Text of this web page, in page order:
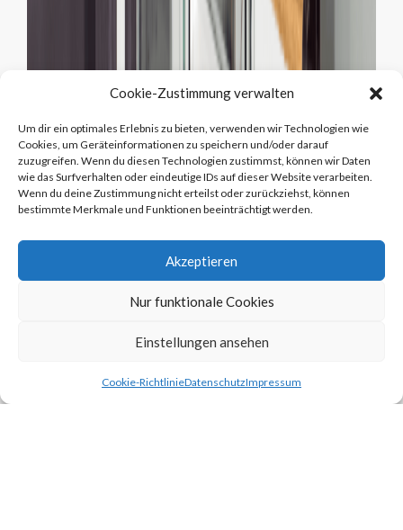
Cookie-Zustimmung verwalten
Um dir ein optimales Erlebnis zu bieten, verwenden wir Technologien wie
Cookies, um Geräteinformationen zu speichern und/oder darauf
zuzugreifen. Wenn du diesen Technologien zustimmst, können wir Daten
wie das Surfverhalten oder eindeutige IDs auf dieser Website verarbeiten.
Wenn du deine Zustimmung nicht erteilst oder zurückziehst, können
bestimmte Merkmale und Funktionen beeinträchtigt werden.
Akzeptieren
Nur funktionale Cookies
Einstellungen ansehen
Cookie-RichtlinieDatenschutzImpressum